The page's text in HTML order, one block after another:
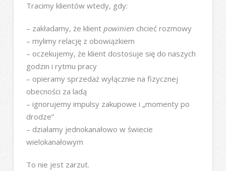
Tracimy klientów wtedy, gdy:
– zakładamy, że klient powinien chcieć rozmowy
– mylimy relację z obowiązkiem
– oczekujemy, że klient dostosuje się do naszych
godzin i rytmu pracy
– opieramy sprzedaż wyłącznie na fizycznej
obecności za ladą
– ignorujemy impulsy zakupowe i „momenty po
drodze”
– działamy jednokanałowo w świecie
wielokanałowym
To nie jest zarzut.